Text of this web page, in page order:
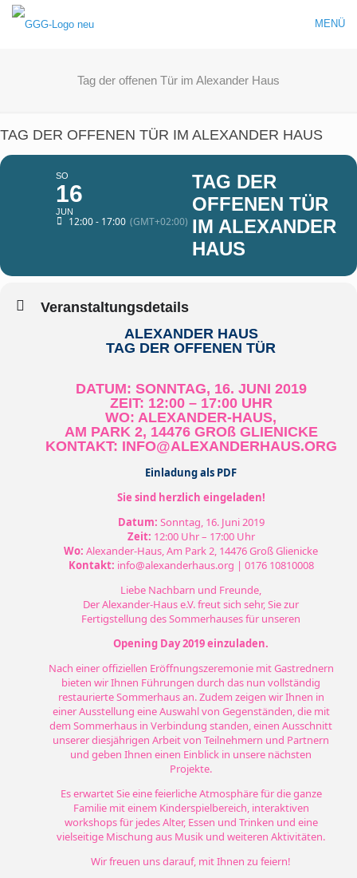
MENÜ
Tag der offenen Tür im Alexander Haus
TAG DER OFFENEN TÜR IM ALEXANDER HAUS
SO
16
JUN
12:00 - 17:00 (GMT+02:00)
TAG DER
OFFENEN TÜR
IM ALEXANDER
HAUS
Veranstaltungsdetails
ALEXANDER HAUS
TAG DER OFFENEN TÜR
DATUM: SONNTAG, 16. JUNI 2019
ZEIT: 12:00 – 17:00 UHR
WO: ALEXANDER-HAUS,
AM PARK 2, 14476 GROß GLIENICKE
KONTAKT: INFO@ALEXANDERHAUS.ORG
Einladung als PDF
Sie sind herzlich eingeladen!
Datum: Sonntag, 16. Juni 2019
Zeit: 12:00 Uhr – 17:00 Uhr
Wo: Alexander-Haus, Am Park 2, 14476 Groß Glienicke
Kontakt: info@alexanderhaus.org | 0176 10810008
Liebe Nachbarn und Freunde,
Der Alexander-Haus e.V. freut sich sehr, Sie zur
Fertigstellung des Sommerhauses für unseren
Opening Day 2019 einzuladen.
Nach einer offiziellen Eröffnungszeremonie mit Gastrednern
bieten wir Ihnen Führungen durch das nun vollständig
restaurierte Sommerhaus an. Zudem zeigen wir Ihnen in
einer Ausstellung eine Auswahl von Gegenständen, die mit
dem Sommerhaus in Verbindung standen, einen Ausschnitt
unserer diesjährigen Arbeit von Teilnehmern und Partnern
und geben Ihnen einen Einblick in unsere nächsten
Projekte.
Es erwartet Sie eine feierliche Atmosphäre für die ganze
Familie mit einem Kinderspielbereich, interaktiven
workshops für jedes Alter, Essen und Trinken und eine
vielseitige Mischung aus Musik und weiteren Aktivitäten.
Wir freuen uns darauf, mit Ihnen zu feiern!